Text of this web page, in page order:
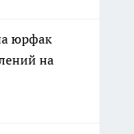
юрфак
на